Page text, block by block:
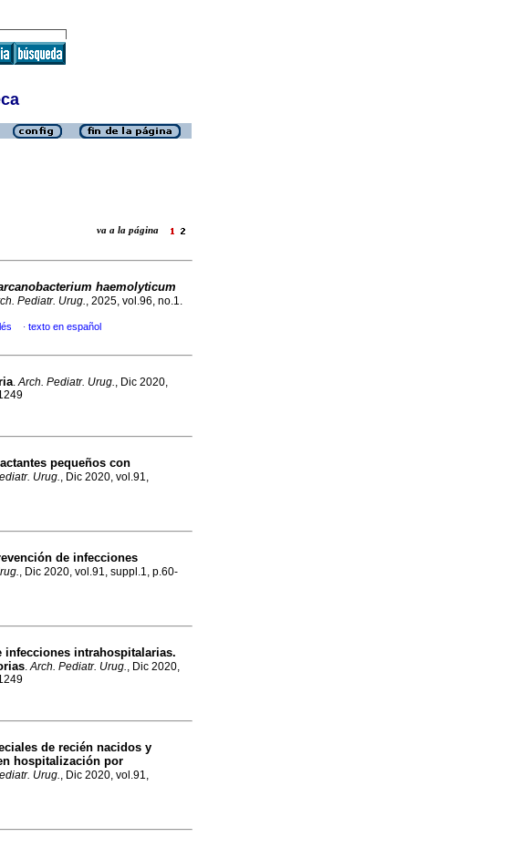
va a la página
haemolyticum
Pediatr. Urug., 2025, vol.96, no.1.
· texto en español
.Arch. Pediatr. Urug., Dic 2020,
pequeños con
Urug., Dic 2020, vol.91,
de infecciones
, Dic 2020, vol.91, suppl.1, p.60-
infecciones intrahospitalarias.
.Arch. Pediatr. Urug., Dic 2020,
de recién nacidos y
hospitalización por
Urug., Dic 2020, vol.91,